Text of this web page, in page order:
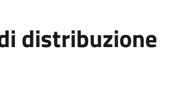
distribuzione